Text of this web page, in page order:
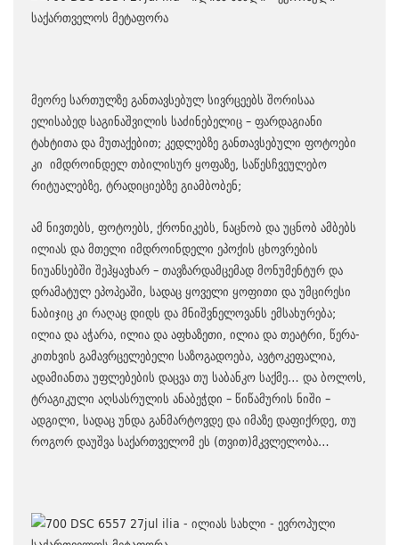
მეორე სართულზე განთავსებულ სივრცეებს შორისაა
ელისაბედ საგინაშვილის საძინებელიც – ფარდაგიანი
ტახტითა და მუთაქებით; კედლებზე განთავსებული ფოტოები
კი იმდროინდელ თბილისურ ყოფაზე, საწესჩვეულებო
რიტუალებზე, ტრადიციებზე გიამბობენ;
ამ ნივთებს, ფოტოებს, ქრონიკებს, ნაცნობ და უცნობ ამბებს
ილიას და მთელი იმდროინდელი ეპოქის ცხოვრების
ნიუანსებში შეჰყავხარ – თავზარდამცემად მონუმენტურ და
დრამატულ ეპოპეაში, სადაც ყოველი ყოფითი და უმცირესი
ნაბიჯიც კი რაღაც დიდს და მნიშვნელოვანს ემსახურება;
ილია და აჭარა, ილია და აფხაზეთი, ილია და თეატრი, წერა-
კითხვის გამავრცელებელი საზოგადოება, ავტოკეფალია,
ადამიანთა უფლებების დაცვა თუ საბანკო საქმე… და ბოლოს,
ტრაგიკული აღსასრულის ანაბეჭდი – წიწამურის ნიში –
ადგილი, სადაც უნდა განმარტოვდე და იმაზე დაფიქრდე, თუ
როგორ დაუშვა საქართველომ ეს (თვით)მკვლელობა…